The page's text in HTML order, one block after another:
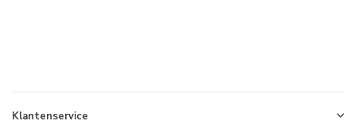
Klantenservice